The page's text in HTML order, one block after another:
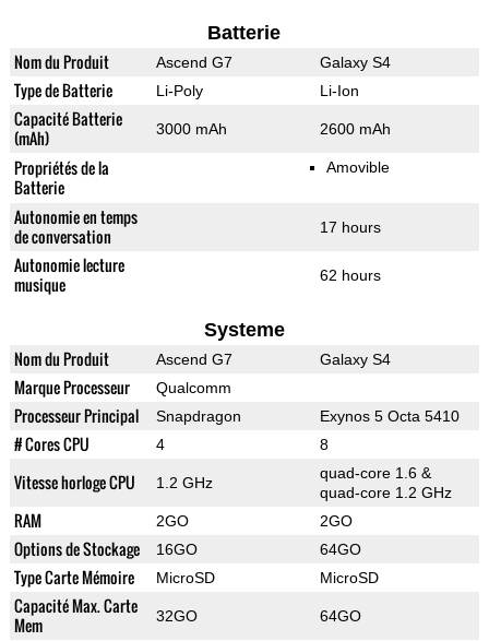
Batterie
Nom du Produit Ascend G7 Galaxy S4
Type de Batterie Li-Poly Li-Ion
Capacité Batterie
(mAh)
3000 mAh 2600 mAh
Propriétés de la
Batterie
Amovible
Autonomie en temps
de conversation
17 hours
Autonomie lecture
musique
62 hours
Systeme
Nom du Produit Ascend G7 Galaxy S4
Marque Processeur Qualcomm
Processeur Principal Snapdragon Exynos 5 Octa 5410
# Cores CPU 4 8
Vitesse horloge CPU 1.2 GHz
quad-core 1.6 &
quad-core 1.2 GHz
RAM 2GO 2GO
Options de Stockage 16GO 64GO
Type Carte Mémoire MicroSD MicroSD
Capacité Max. Carte
Mem
32GO 64GO